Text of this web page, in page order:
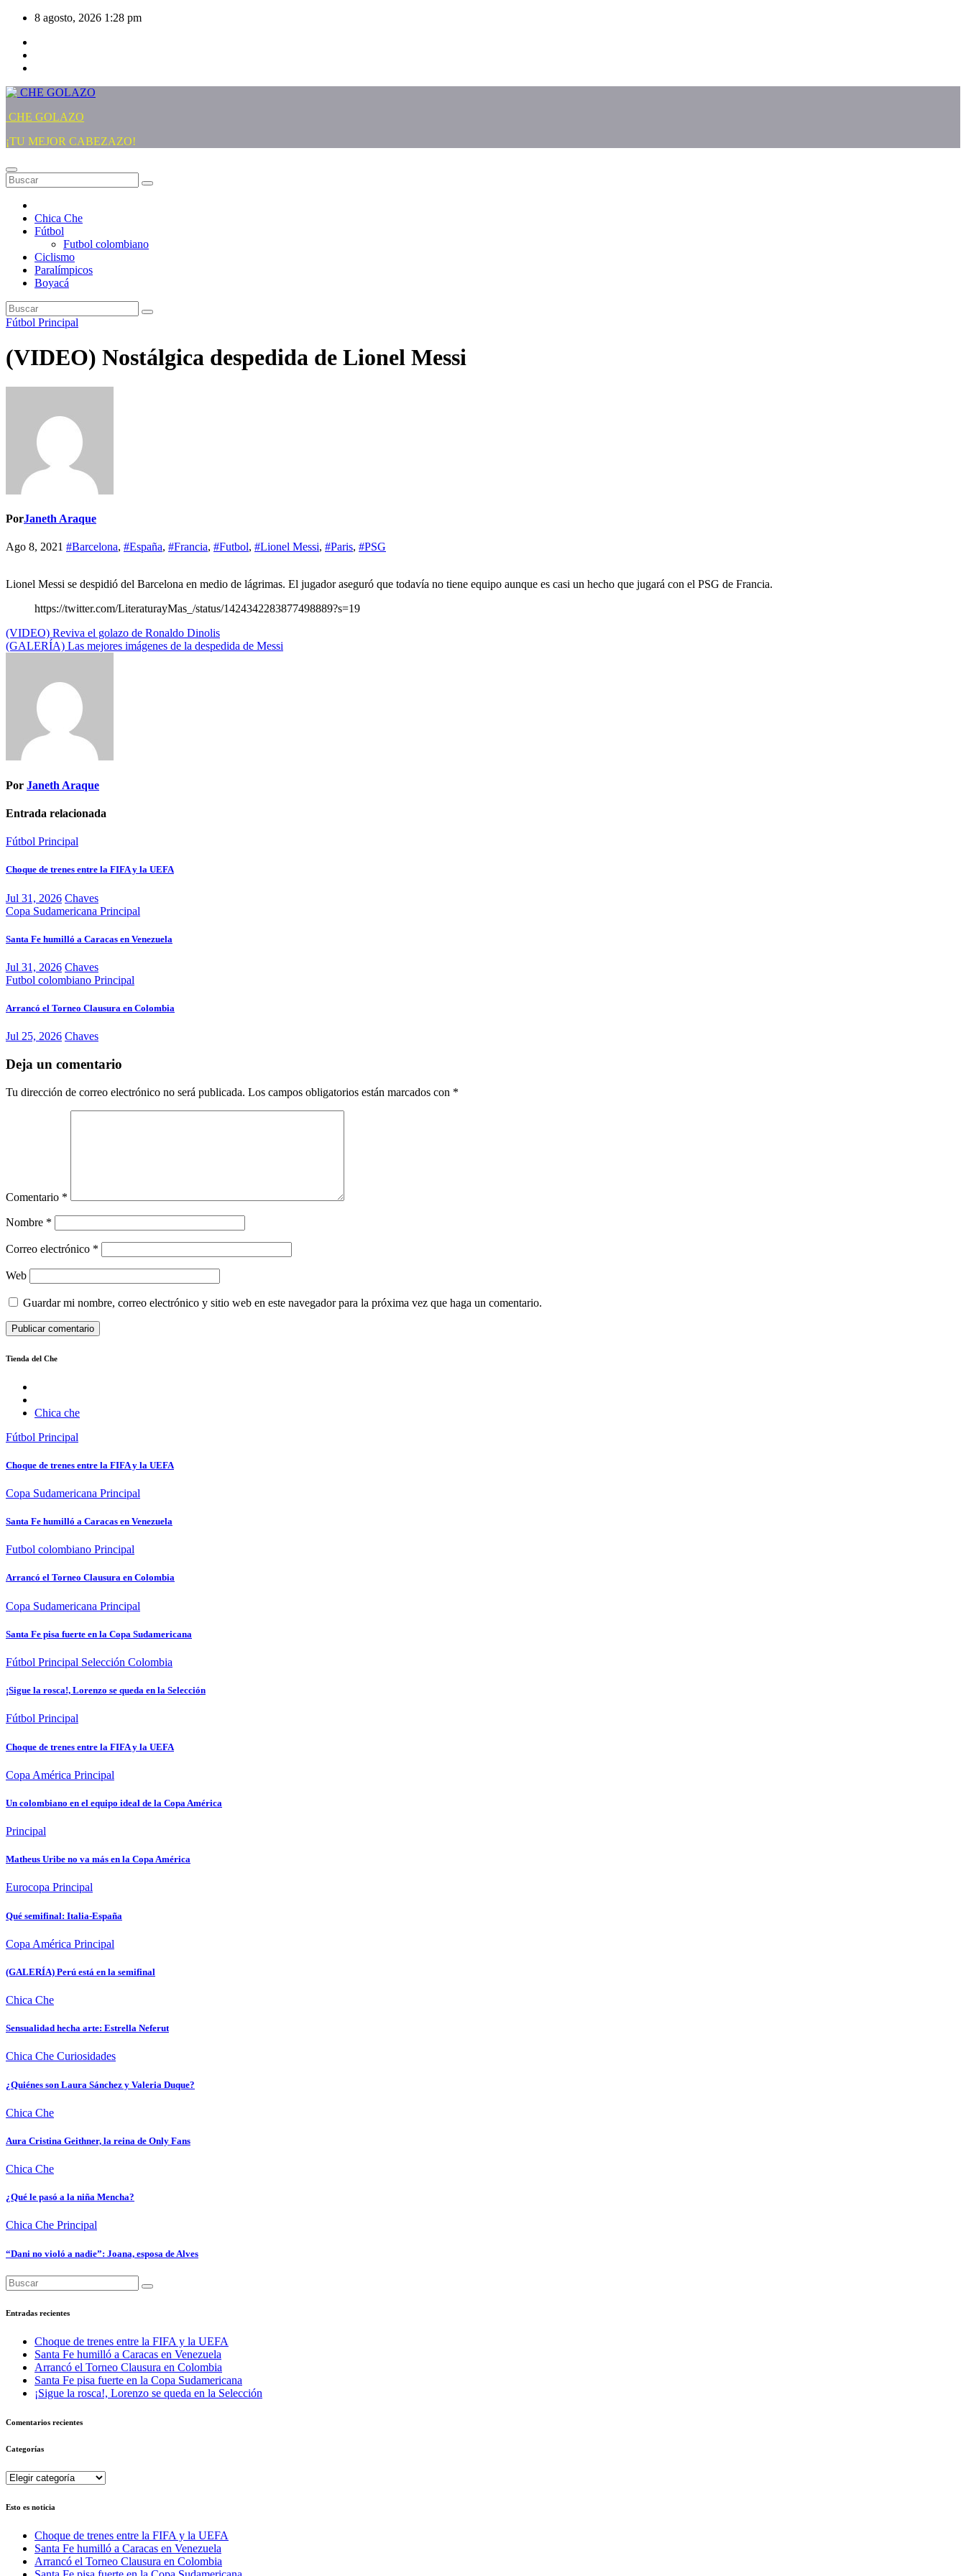
Saltar
contenido
8 agosto, 2026 1:28 pm
CHE GOLAZO
¡TU MEJOR CABEZAZO!
Chica Che
Fútbol
Futbol colombiano
Ciclismo
Paralímpicos
Boyacá
Fútbol Principal
(VIDEO) Nostálgica despedida de Lionel Messi
PorJaneth Araque
Ago 8, 2021 #Barcelona, #España, #Francia, #Futbol, #Lionel Messi, #Paris, #PSG
Lionel Messi se despidió del Barcelona en medio de lágrimas. El jugador aseguró que todavía no tiene equipo aunque es casi un hecho que jugará con el PSG de Francia.
https://twitter.com/LiteraturayMas_/status/1424342283877498889?s=19
Navegación
de
(VIDEO) Reviva el golazo de Ronaldo Dinolis
(GALERÍA) Las mejores imágenes de la despedida de Messi
Por Janeth Araque
Entrada relacionada
Fútbol Principal
Choque de trenes entre la FIFA y la UEFA
Jul 31, 2026 Chaves
Copa Sudamericana Principal
Santa Fe humilló a Caracas en Venezuela
Jul 31, 2026 Chaves
Futbol colombiano Principal
Arrancó el Torneo Clausura en Colombia
Jul 25, 2026 Chaves
Deja un comentario
Tu dirección de correo electrónico no será publicada. Los campos obligatorios están marcados con *
Comentario *
Nombre *
Correo electrónico *
Web
Guardar mi nombre, correo electrónico y sitio web en este navegador para la próxima vez que haga un comentario.
Tienda del Che
Chica che
Fútbol Principal
Choque de trenes entre la FIFA y la UEFA
Copa Sudamericana Principal
Santa Fe humilló a Caracas en Venezuela
Futbol colombiano Principal
Arrancó el Torneo Clausura en Colombia
Copa Sudamericana Principal
Santa Fe pisa fuerte en la Copa Sudamericana
Fútbol Principal Selección Colombia
¡Sigue la rosca!, Lorenzo se queda en la Selección
Fútbol Principal
Choque de trenes entre la FIFA y la UEFA
Copa América Principal
Un colombiano en el equipo ideal de la Copa América
Principal
Matheus Uribe no va más en la Copa América
Eurocopa Principal
Qué semifinal: Italia-España
Copa América Principal
(GALERÍA) Perú está en la semifinal
Chica Che
Sensualidad hecha arte: Estrella Neferut
Chica Che Curiosidades
¿Quiénes son Laura Sánchez y Valeria Duque?
Chica Che
Aura Cristina Geithner, la reina de Only Fans
Chica Che
¿Qué le pasó a la niña Mencha?
Chica Che Principal
“Dani no violó a nadie”: Joana, esposa de Alves
Entradas recientes
Choque de trenes entre la FIFA y la UEFA
Santa Fe humilló a Caracas en Venezuela
Arrancó el Torneo Clausura en Colombia
Santa Fe pisa fuerte en la Copa Sudamericana
¡Sigue la rosca!, Lorenzo se queda en la Selección
Comentarios recientes
Categorías
Categorías
Esto es noticia
Choque de trenes entre la FIFA y la UEFA
Santa Fe humilló a Caracas en Venezuela
Arrancó el Torneo Clausura en Colombia